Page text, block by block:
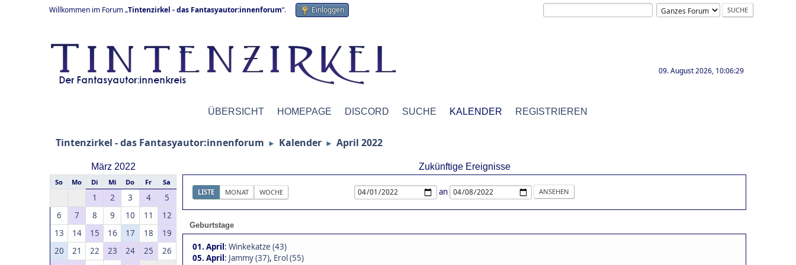
Willkommen im Forum „Tintenzirkel - das Fantasyautor:innenforum“. Einloggen
09. August 2026, 10:06:29
ÜBERSICHT HOMEPAGE DISCORD SUCHE KALENDER REGISTRIEREN
Tintenzirkel - das Fantasyautor:innenforum ► Kalender ► April 2022
März 2022
So Mo Di Mi Do Fr Sa
1 2 3 4
5
6
7 8 9 10 11
12
13
14 15 16 17 18
19
20
21 22 23 24 25
26
Zukünftige Ereignisse
LISTE MONAT WOCHE an
Geburtstage
01. April: Winkekatze (43)
05. April: Jammy (37), Erol (55)